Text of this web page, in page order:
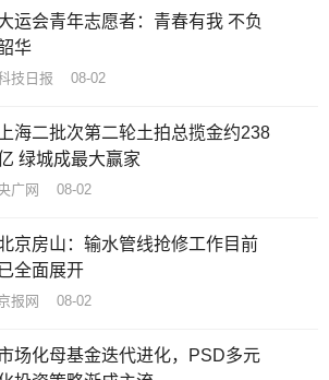
运会青年志愿者：青春有我 不负
华
技日报 08-02
上海二批次第二轮土拍总揽金约238
绿城成最大赢家
广网 08-02
京房山：输水管线抢修工作目前
已全面展开
报网 08-02
场化母基金迭代进化，PSD多元